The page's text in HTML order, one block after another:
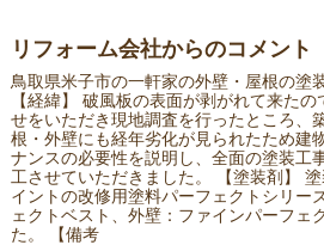
リフォーム会社からのコメント
鳥取県米子市の一軒家の外壁・屋根の塗
【経緯】 破風板の表面が剥がれて来た
せをいただき現地調査を行ったところ、
根・外壁にも経年劣化が見られたため建
ナンスの必要性を説明し、全面の塗装工
工させていただきました。 【塗装剤】
イントの改修用塗料パーフェクトシリー
ェクトベスト、外壁：ファインパーフェ
た。 【備考